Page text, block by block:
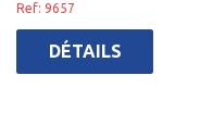
Ref: 9657
DÉTAILS